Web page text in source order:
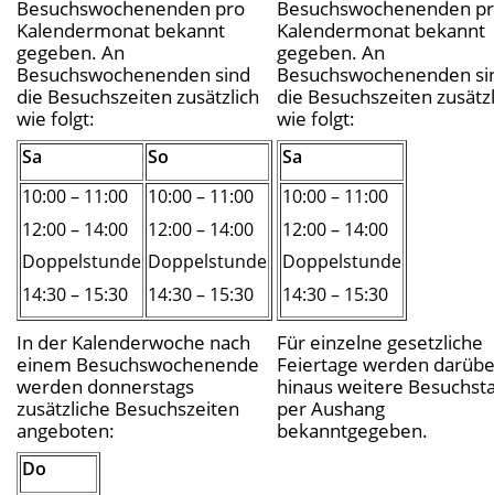
Besuchswochenenden pro
Kalendermonat bekannt
gegeben. An
Besuchswochenenden sind
die Besuchszeiten zusätzlich
wie folgt:
Sa
So
10:00 – 11:00
12:00 – 14:00
Doppelstunde
14:30 – 15:30
10:00 – 11:00
12:00 – 14:00
Doppelstunde
14:30 – 15:30
In der Kalenderwoche nach
einem Besuchswochenende
werden donnerstags
zusätzliche Besuchszeiten
angeboten:
Do
Besuchswochenenden
Kalendermonat bekannt
gegeben. An
Besuchswochenenden
die Besuchszeiten
wie folgt:
Sa
10:00 – 11:00
12:00 – 14:00
Doppelstunde
14:30 – 15:30
Für einzelne gesetzliche
Feiertage werden
hinaus weitere
per Aushang
bekanntgegeben.